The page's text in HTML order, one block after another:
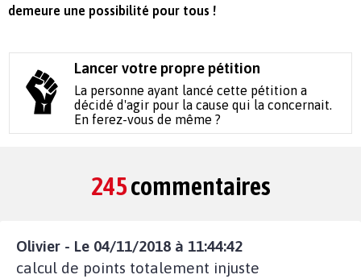
demeure une possibilité pour tous !
Lancer votre propre pétition
La personne ayant lancé cette pétition a
décidé d'agir pour la cause qui la concernait.
En ferez-vous de même ?
245commentaires
Olivier - Le 04/11/2018 à 11:44:42
calcul de points totalement injuste